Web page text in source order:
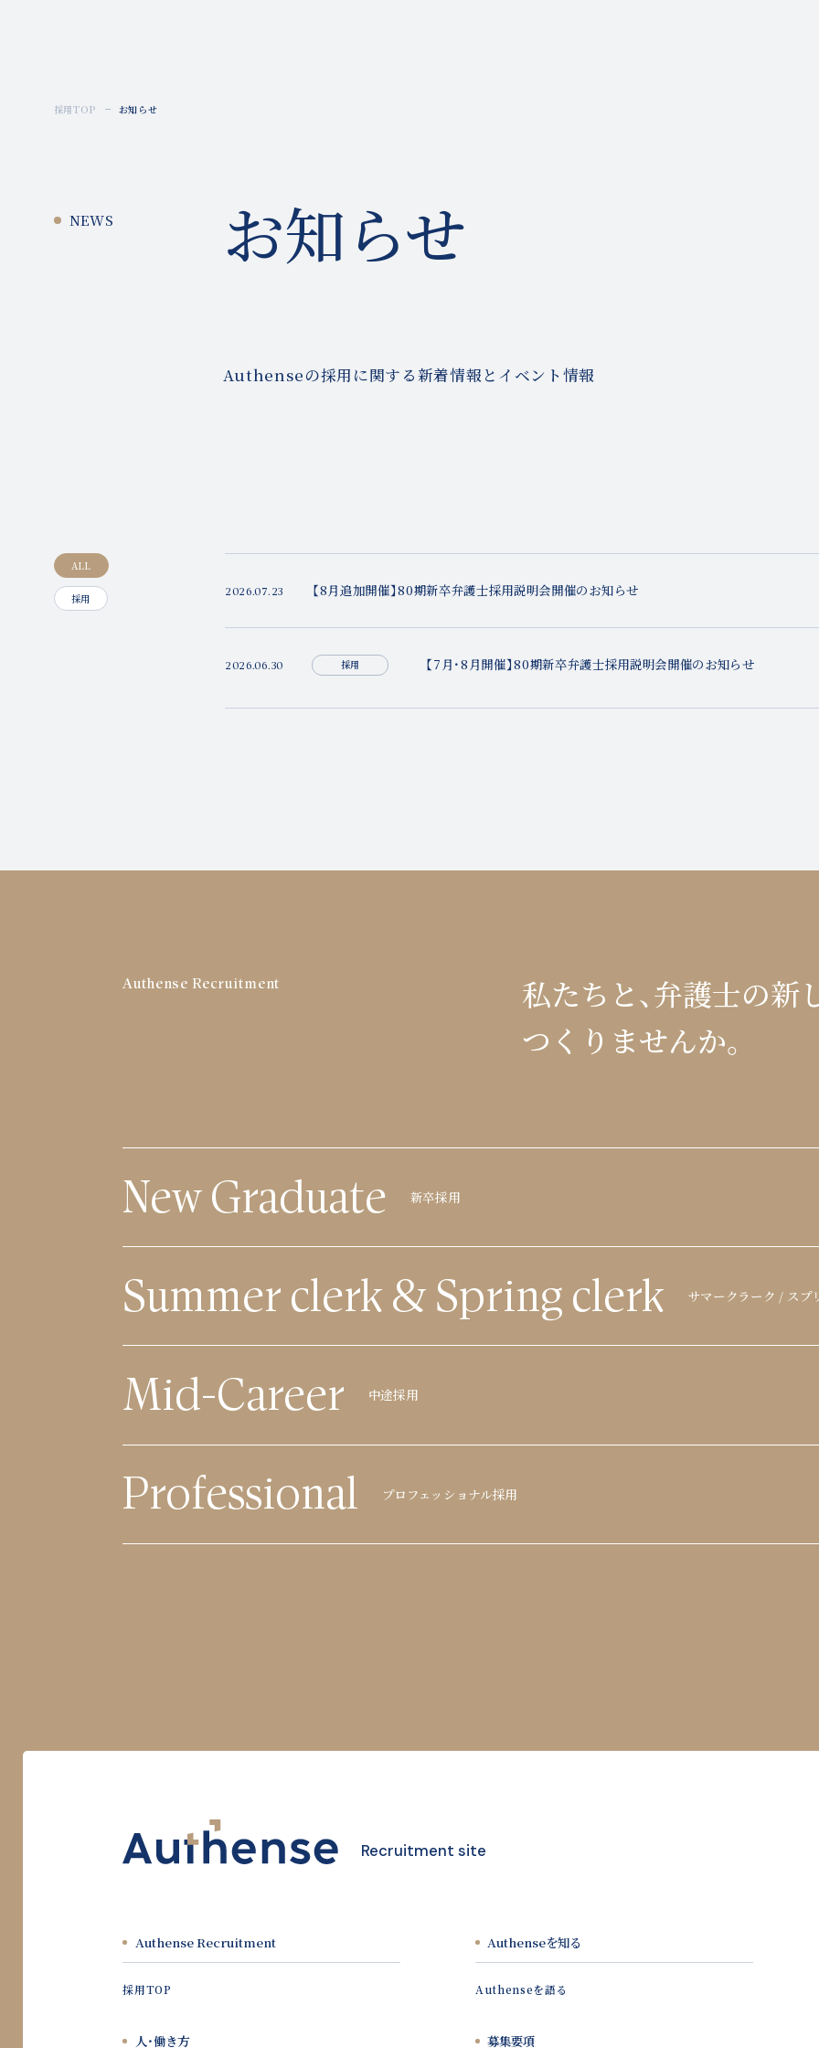
採用TOP お知らせ
NEWS お知らせ
Authenseの採用に関する新着情報とイベント情報
ALL
採用 2026.07.23 【8月追加開催】80期新卒弁護士採用説明会開催のお知らせ
2026.06.30 採用 【7月・8月開催】80期新卒弁護士採用説明会開催のお知らせ
Authense Recruitment 私たちと、弁護士の新
つくりませんか。
New Graduate 新卒採用
Summer clerk &Spring clerk サマークラーク / スプ
Mid-Career 中途採用
Professional プロフェッショナル採用
Recruitment site
Authense Recruitment
採用TOP
Authenseを知る
Authenseを語る
人・働き方 募集要項